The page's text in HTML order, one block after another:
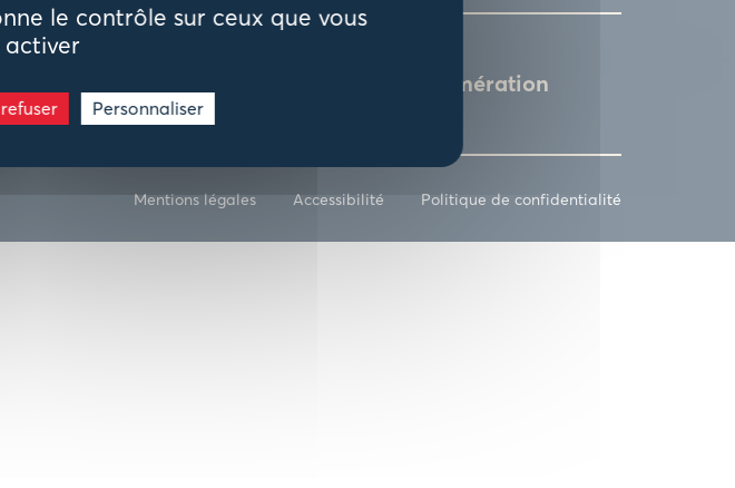
le contrôle sur ceux que vous
activer
Personnaliser
L'agglomération
Mentions légales Accessibilité Politique de confidentialité